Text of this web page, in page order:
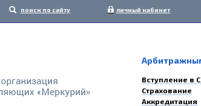
поиск по сайту личный кабинет
Вступление в
Страхование
Аккредитация